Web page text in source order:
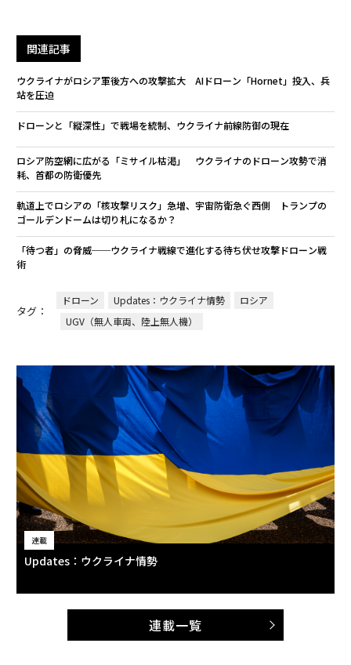
関連記事
ウクライナがロシア軍後方への攻撃拡大 AIドローン「Hornet」投入、兵
站を圧迫
ドローンと「縦深性」で戦場を統制、ウクライナ前線防御の現在
ロシア防空網に広がる「ミサイル枯渇」 ウクライナのドローン攻勢で消
耗、首都の防衛優先
軌道上でロシアの「核攻撃リスク」急増、宇宙防衛急ぐ西側 トランプの
ゴールデンドームは切り札になるか？
「待つ者」の脅威──ウクライナ戦線で進化する待ち伏せ攻撃ドローン戦
術
タグ：
ドローン Updates：ウクライナ情勢
ロシア
UGV（無人車両、陸上無人機）
連載
Updates：ウクライナ情勢
連載一覧